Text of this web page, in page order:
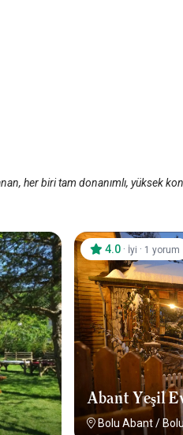
her biri tam donanımlı, yüksek
Abant Yeşil
Bolu Abant / Bolu
4.0 · İyi · 1 yorum